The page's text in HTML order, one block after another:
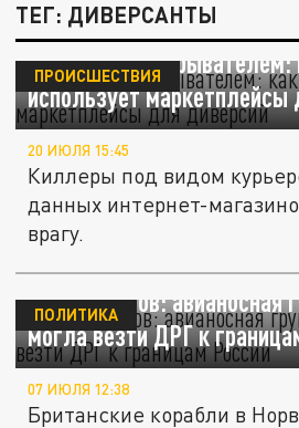
ТЕГ: ДИВЕРСАНТЫ
Доставка со взрывателем:
использует маркетплейсы
ПРОИСШЕСТВИЯ
20 ИЮЛЯ 15:45
Киллеры под видом
данных интернет-
врагу.
Лётчик Попов: авианосная
могла везти ДРГ к
ПОЛИТИКА
07 ИЮЛЯ 12:38
Британские корабли в